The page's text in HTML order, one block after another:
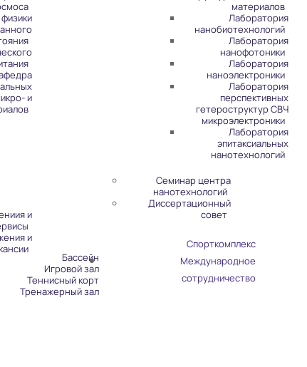
и
и
и
материалов
Лаборатория
нанобиотехнологий
Лаборатория
нанофотоники
Лаборатория
наноэлектроники
Лаборатория
перспективных
гетероструктур СВЧ
микроэлектроники
Лаборатория
эпитаксиальных
нанотехнологий
Семинар центра
нанотехнологий
Диссертационный
совет
Спорткомплекс
Бассейн
Игровой зал
Теннисный корт
Тренажерный зал
Международное
сотрудничество